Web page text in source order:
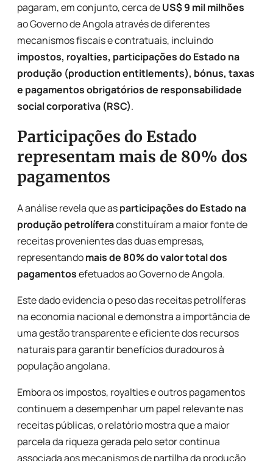
pagaram, em conjunto, cerca deUS$ 9 mil milhões
ao Governo de Angola através de diferentes
mecanismos fiscais e contratuais, incluindo
impostos, royalties, participações do Estado na
produção (production entitlements), bónus, taxas
e pagamentos obrigatórios de responsabilidade
social corporativa (RSC).
Participações do Estado
representam mais de 80% dos
pagamentos
A análise revela que asparticipações do Estado na
produção petrolíferaconstituíram a maior fonte de
receitas provenientes das duas empresas,
representandomais de 80% do valor total dos
pagamentosefetuados ao Governo de Angola.
Este dado evidencia o peso das receitas petrolíferas
na economia nacional e demonstra a importância de
uma gestão transparente e eficiente dos recursos
naturais para garantir benefícios duradouros à
população angolana.
Embora os impostos, royalties e outros pagamentos
continuem a desempenhar um papel relevante nas
receitas públicas, o relatório mostra que a maior
parcela da riqueza gerada pelo setor continua
associada aos mecanismos de partilha da produção